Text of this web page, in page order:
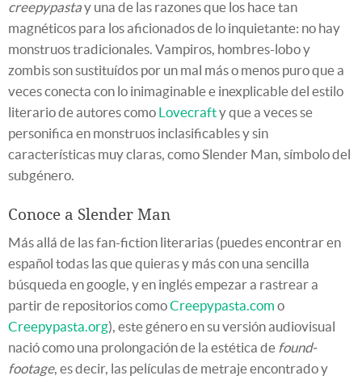
creepypastay una de las razones que los hace tan
magnéticos para los aficionados de lo inquietante: no hay
monstruos tradicionales. Vampiros, hombres-lobo y
zombis son sustituídos por un mal más o menos puro que a
veces conecta con lo inimaginable e inexplicable del estilo
literario de autores como Lovecrafty que a veces se
personifica en monstruos inclasificables y sin
características muy claras, como Slender Man, símbolo del
subgénero.
Conoce a Slender Man
Más allá de las fan-fiction literarias (puedes encontrar en
español todas las que quieras y más con una sencilla
búsqueda en google, y en inglés empezar a rastrear a
partir de repositorios comoCreepypasta.com o
Creepypasta.org), este género en su versión audiovisual
nació como una prolongación de la estética de found-
footage, es decir, las películas de metraje encontrado y